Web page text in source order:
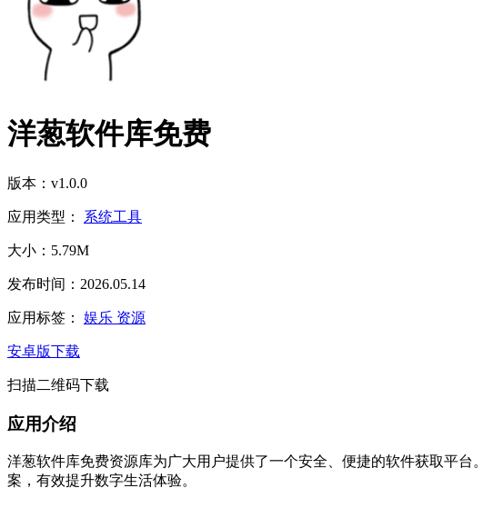
洋葱软件库免费
版本：v1.0.0
应用类型： 系统工具
大小：5.79M
发布时间：2026.05.14
应用标签： 娱乐 资源
安卓版下载
扫描二维码下载
应用介绍
洋葱软件库免费资源库为广大用户提供了一个安全、便捷的软件获取平
案，有效提升数字生活体验。